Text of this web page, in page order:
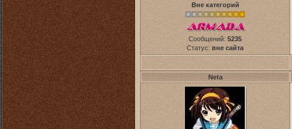
Вне категорий
Сообщений: 5235
Статус: вне сайта
Neta